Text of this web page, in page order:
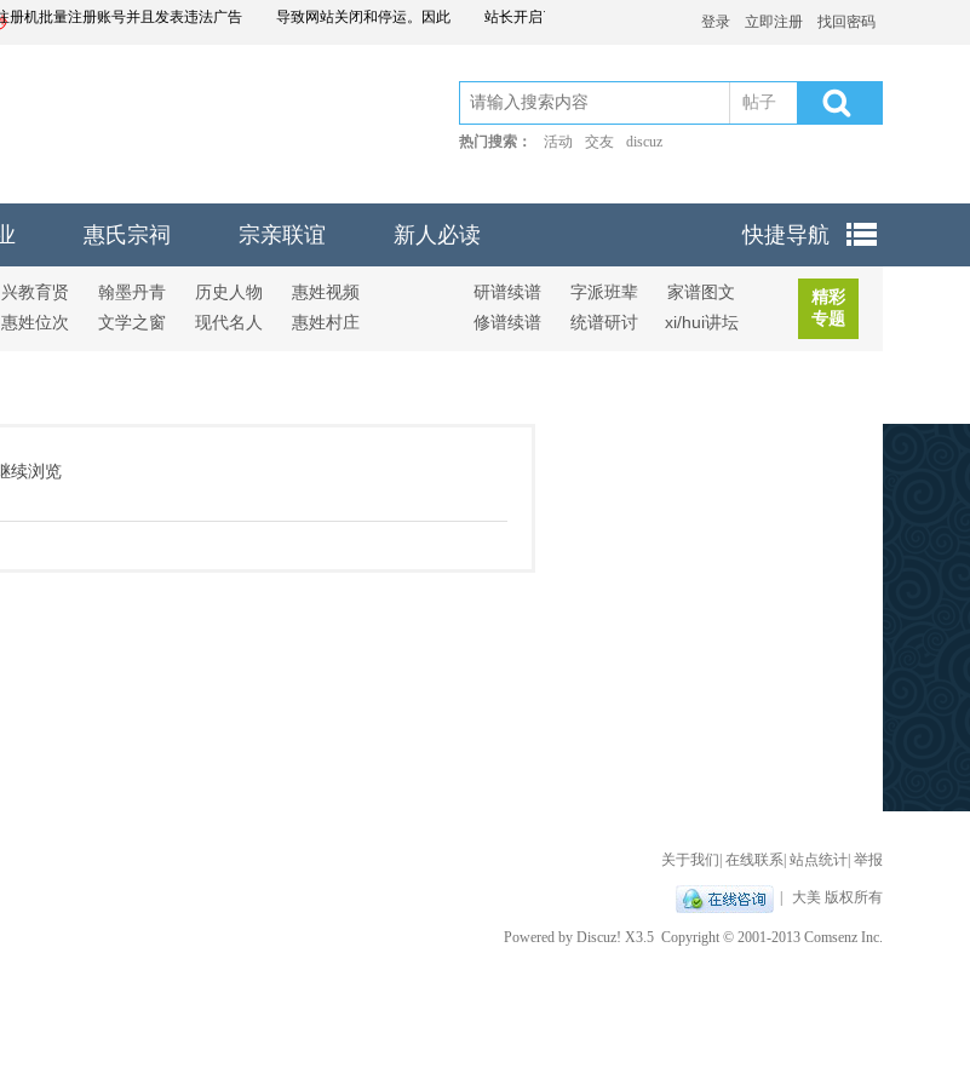
登录 立即注册 找回密码
帖子
热门搜索： 活动 交友 discuz
快捷导航
惠氏宗祠 宗亲联谊 新人必读
兴教育贤 翰墨丹青 历史人物
惠姓视频
惠姓位次
文学之窗 现代名人 惠姓村庄
研谱续谱 字派班辈
家谱图文
修谱续谱
统谱研讨 xi/hui讲坛
精彩
专题
续浏览
机批量注册账号并且发表违法广告 导致网站关闭和停运。因此 站长开启了人工审核 请大家耐心等待审核。 温馨提示
关于我们 在线联系 站点统计 举报
大美 版权所有
Powered by Discuz! X3.5 Copyright © 2001-2013 Comsenz Inc.